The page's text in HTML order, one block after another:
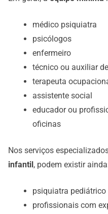
médico psiquiatra
psicólogos
enfermeiro
técnico ou auxiliar
terapeuta
assistente social
educador ou
oficinas
Nos serviços
infantil , podem existir
psiquiatra pediátrico
profissionais com